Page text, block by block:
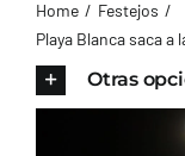
AYUNTAMIENTO
Home
Festejos
Playa Blanca saca a
Otras